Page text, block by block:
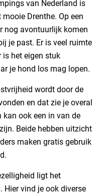
van Nederland is
Drenthe. Op een
nog avontuurlijk komen
je past. Er is veel ruimte
is het eigen stuk
je hond los mag lopen.
wordt door de
en dat zie je overal
ook een in van de
Beide hebben uitzicht
maken gratis gebruik
ligt het
Hier vind je ook diverse